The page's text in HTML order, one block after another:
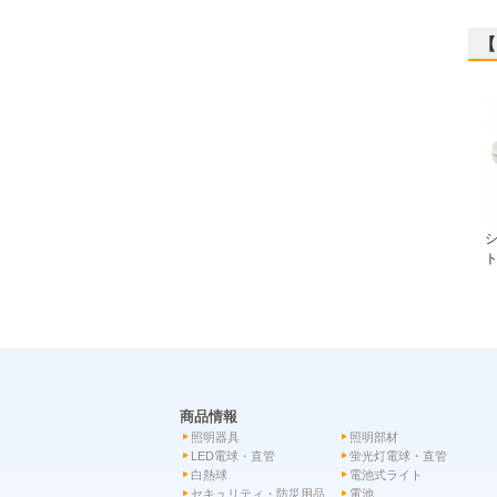
商品情報
照明器具
照明部材
LED電球・直管
蛍光灯電球・直管
白熱球
電池式ライト
セキュリティ・防災用品
電池